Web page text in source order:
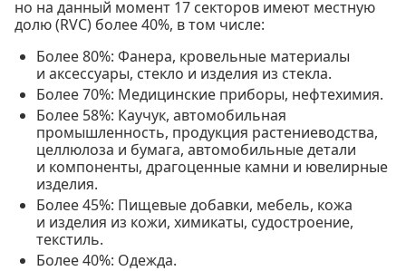
но на данный момент 17 секторов имеют местную
долю (RVC) более 40%, в том числе:
Более 80%: Фанера, кровельные материалы
и аксессуары, стекло и изделия из стекла.
Более 70%: Медицинские приборы, нефтехимия.
Более 58%: Каучук, автомобильная
промышленность, продукция растениеводства,
целлюлоза и бумага, автомобильные детали
и компоненты, драгоценные камни и ювелирные
изделия.
Более 45%: Пищевые добавки, мебель, кожа
и изделия из кожи, химикаты, судостроение,
текстиль.
Более 40%: Одежда.